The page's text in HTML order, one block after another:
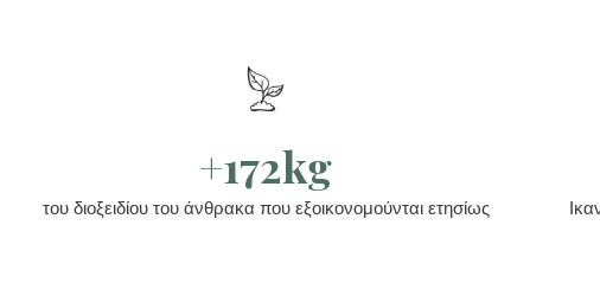
+172kg
του διοξειδίου του άνθρακα που εξοικονομούνται ετησίως